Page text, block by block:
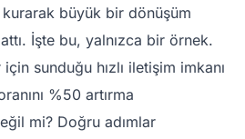
büyük bir dönüşüm
İşte bu, yalnızca bir örnek.
sunduğu hızlı iletişim imkanı
%50 artırma
mi? Doğru adımlar